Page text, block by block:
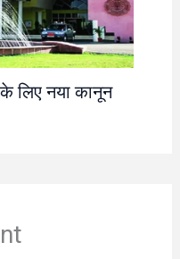
लिए नया कानून